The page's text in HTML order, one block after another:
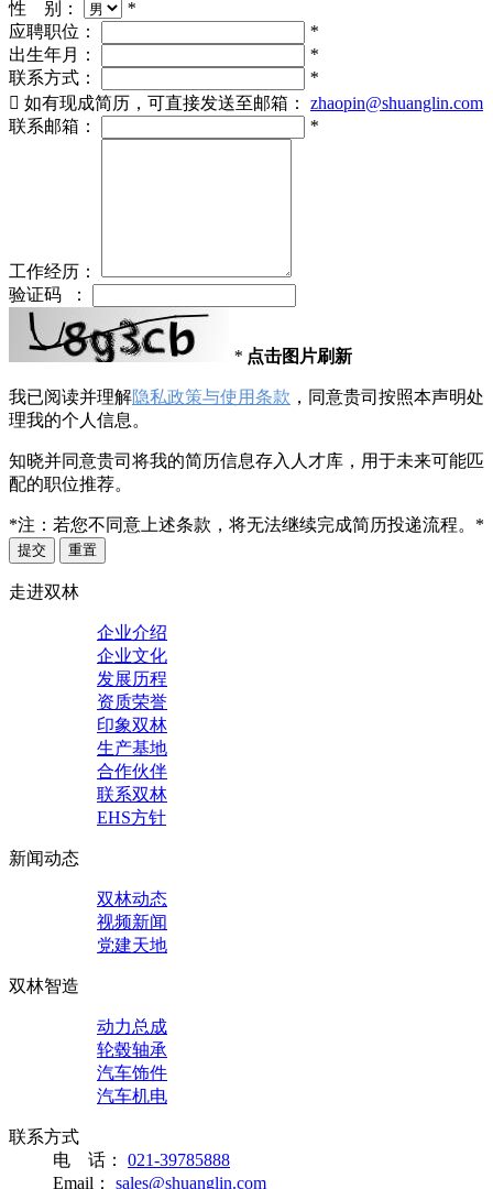
性 别：
*
应聘职位：
*
出生年月：
*
联系方式：
*
 如有现成简历，可直接发送至邮箱： zhaopin@shuanglin.com
联系邮箱：
*
工作经历：
验证码 ：
* 点击图片刷新
我已阅读并理解隐私政策与使用条款 ，同意贵司按照本声明处
理我的个人信息。
知晓并同意贵司将我的简历信息存入人才库，用于未来可能匹
配的职位推荐。
*注：若您不同意上述条款，将无法继续完成简历投递流程。*
提交 重置
走进双林
企业介绍
企业文化
发展历程
资质荣誉
印象双林
生产基地
合作伙伴
联系双林
EHS方针
新闻动态
双林动态
视频新闻
党建天地
双林智造
动力总成
轮毂轴承
汽车饰件
汽车机电
联系方式
电 话： 021-39785888
Email： sales@shuanglin.com